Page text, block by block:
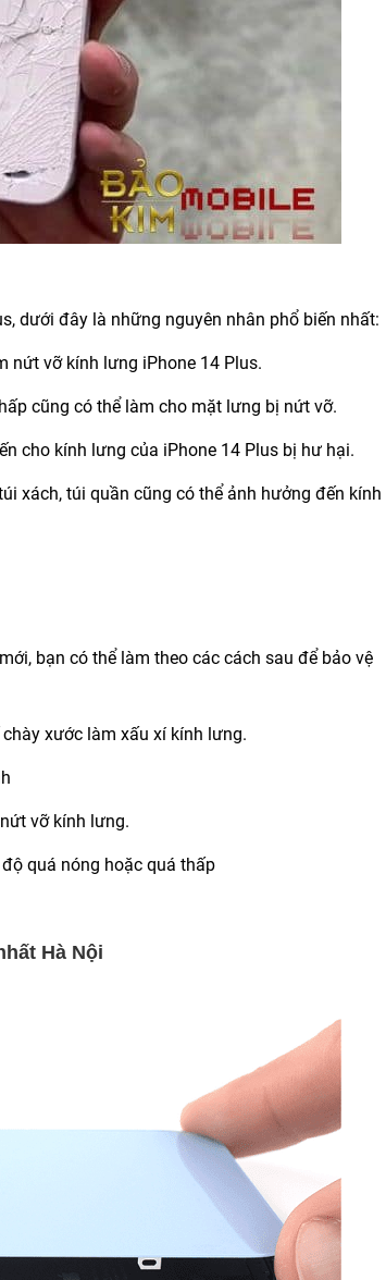
dưới đây là những nguyên nhân phổ biến nhất:
nứt vỡ kính lưng iPhone 14 Plus.
cũng có thể làm cho mặt lưng bị nứt vỡ.
cho kính lưng của iPhone 14 Plus bị hư hại.
xách, túi quần cũng có thể ảnh hưởng đến kính
bạn có thể làm theo các cách sau để bảo vệ
xước làm xấu xí kính lưng.
vỡ kính lưng.
quá nóng hoặc quá thấp
Hà Nội